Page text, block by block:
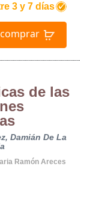
3 y 7 días
comprar
de las
Damián De La
Ramón Areces